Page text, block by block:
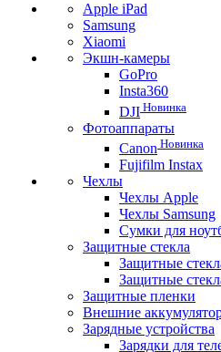
Apple iPad
Samsung
Xiaomi
Экшн-камеры
GoPro
Insta360
DJI Новинка
Фотоаппараты
Canon Новинка
Fujifilm Instax
Чехлы
Чехлы Apple
Чехлы Samsung
Сумки для
Защитные стекла
Защитные
Защитные
Защитные пленки
Внешние
Зарядные устройства
Зарядки для